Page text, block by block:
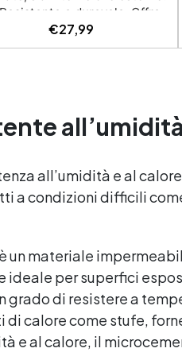
e durevole: Offre
agli agenti atmosferici,
UV, umidità, abrasione e
e resistente. ✅ Facile
e garantisce una
semplice e duratura. ✅
anche per ambienti con
alimenti.
€27,99
all’umidità e al
a condizioni difficili
un materiale
per superfici
grado di resistere a
calore come stufe,
e al calore, il